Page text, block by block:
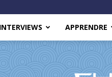
INTERVIEWS APPRENDRE